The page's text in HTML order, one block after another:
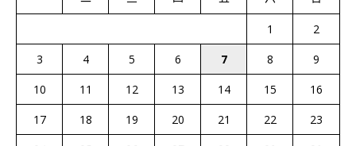
1
2
3
4 5 6 7 8
9
10
11 12 13 14 15
16
17
18 19 20 21 22
23